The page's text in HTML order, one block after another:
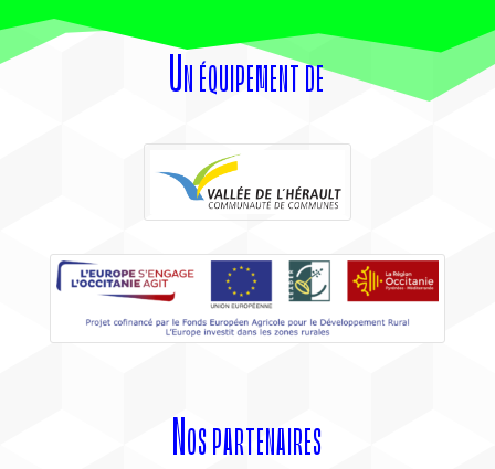
Un équipement de
Nos partenaires